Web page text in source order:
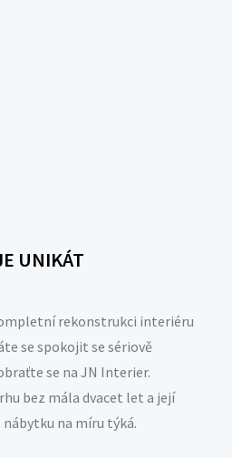
UNIKÁT
rekonstrukci interiéru
se spokojit se sériově
se na JN Interier.
bez mála dvacet let a její
nábytku na míru týká.